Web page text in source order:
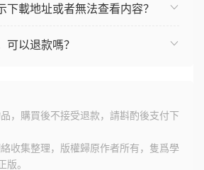
下載地址或者無法查看内容？
可以退款嗎？
，購買後不接受退款，請斟酌後支付下
收集整理，版權歸原作者所有，隻爲學
版。